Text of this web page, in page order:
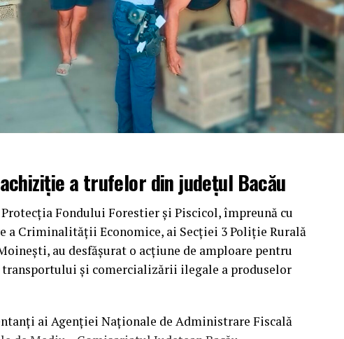
a trufelor din județul Bacău
Fondului Forestier și Piscicol, împreună cu
Criminalității Economice, ai Secției 3 Poliție Rurală
au desfășurat o acțiune de amploare pentru
și comercializării ilegale a produselor
ai Agenției Naționale de Administrare Fiscală